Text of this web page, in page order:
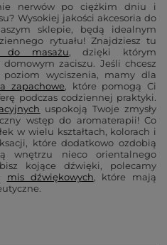
nerwów po ciężkim dniu i
Wysokiej jakości akcesoria do
sklepie, będą idealnym
rytuału! Znajdziesz tu
do masażu, dzięki którym
zaciszu. Jeśli chcesz
poziom wyciszenia, mamy dla
zapachowe, które pomogą Ci
podczas codziennej praktyki.
uspokoją Twoje zmysły
wstęp do aromaterapii! Co
w wielu kształtach, kolorach i
które dodatkowo ozdobią
wnętrzu nieco orientalnego
kojące dźwięki, polecamy
mis dźwiękowych, które mają